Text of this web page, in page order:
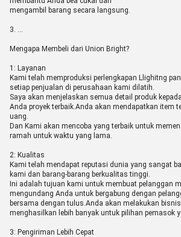
mengambil barang secara langsung.
3. …
Mengapa Membeli dari Union Bright?
1: Layanan
Kami telah memproduksi perlengkapan Llighitng
setiap penjualan di perusahaan kami dilatih.
Saya akan menjelaskan semua detail produk
Anda proyek terbaik.Anda akan mendapatkan item
uang.
Dan Kami akan mencoba yang terbaik untuk
ramah untuk waktu yang lama.
2: Kualitas
Kami telah mendapat reputasi dunia yang sangat
kami dan barang-barang berkualitas tinggi.
Ini adalah tujuan kami untuk membuat pelanggan
mengundang Anda untuk bergabung dengan
bersama dengan tulus.Anda akan melakukan
menghasilkan lebih banyak untuk pilihan pemasok
3: Pengiriman Lebih Cepat